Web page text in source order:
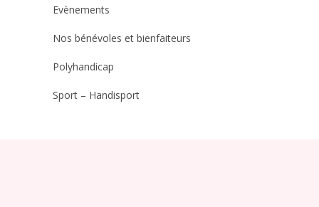
Evènements
Nos bénévoles et bienfaiteurs
Polyhandicap
Sport – Handisport